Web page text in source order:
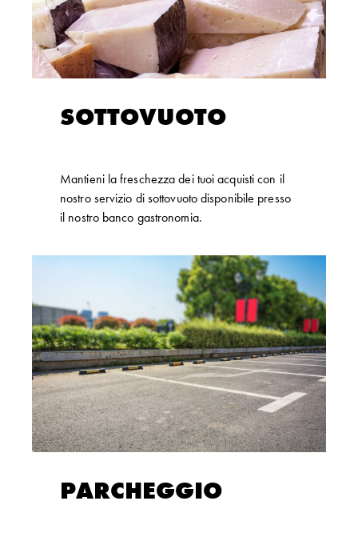
SOTTOVUOTO
Mantieni la freschezza dei tuoi acquisti con il
nostro servizio di sottovuoto disponibile presso
il nostro banco gastronomia.
PARCHEGGIO